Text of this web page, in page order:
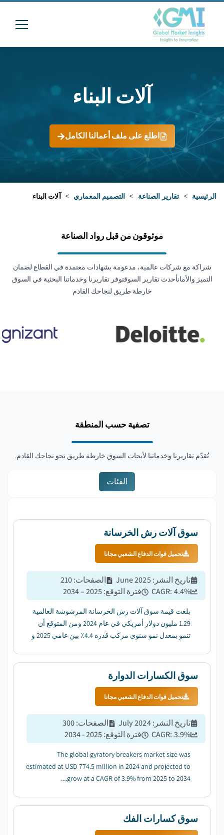
آلات البناء
اطلع على ملف أعمالنا الكامل
الرئيسية > تقارير الصناعة > التصميم المعماري > آلات البناء
موثوقون من قبل رواد الصناعة
شراكة مع شركات عالمية، مدعومة بشهادات معتمدة في القطاع لضمان
التميز والأمانأحدث تقارير السوقتوفر تقاريرنا وخدماتنا البحثية في السوق
خارطة طريق لنجاحك القادم
تصفية حسب المنطقة
تُقدّم تقاريرنا وخدماتنا لأبحاث السوق خارطة طريق نحو نجاحك القادم.
الفئات
سوق آلات رش الخرسانة
تحميل قوات الدفاع الشعبي مجانا
تاريخ النشر :
June 2025 الصفحات:
210
CAGR: 4.4% فترة التوقع:
2025 – 2034
بلغت قيمة سوق آلات رش الخرسانة المرشوشة العالمية
1.29 مليون دولار أمريكي في عام 2024 ومن المتوقع أن
تنمو بمعدل نمو سنوي مركب قدره 4.4٪ بين عامي 2025 و
سوق الكسارات الدوارة
تحميل قوات الدفاع الشعبي مجانا
تاريخ النشر :
July 2024 الصفحات:
300
CAGR: 3.9% فترة التوقع:
2025 - 2034
The global gyratory breakers market size was
estimated at USD 774.5 million in 2024 and projected to
grow at a CAGR of 3.9% from 2025 to 2034....
سوق كسارات الفك